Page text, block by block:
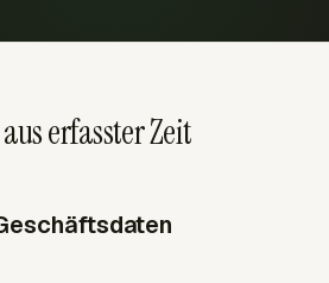
erfasster Zeit